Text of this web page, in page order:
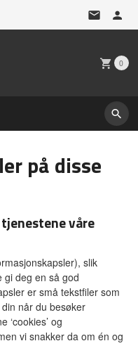
0
på disse
våre
slik
gi deg en så god
er små tekstfiler som
når du besøker
‘cookies’ og
vi snakker da om én og